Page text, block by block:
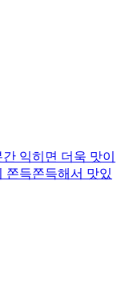
익히면 더욱 맛이
쫀득쫀득해서 맛있